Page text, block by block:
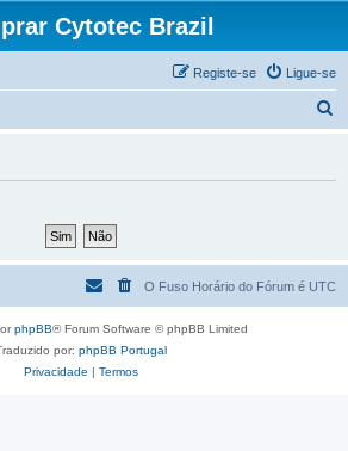
Cytotec Brazil
Ligue-se
Registe-se
a
O Fuso Horário do Fórum é UTC
phpBB® Forum Software © phpBB Limited
por: phpBB Portugal
Privacidade | Termos